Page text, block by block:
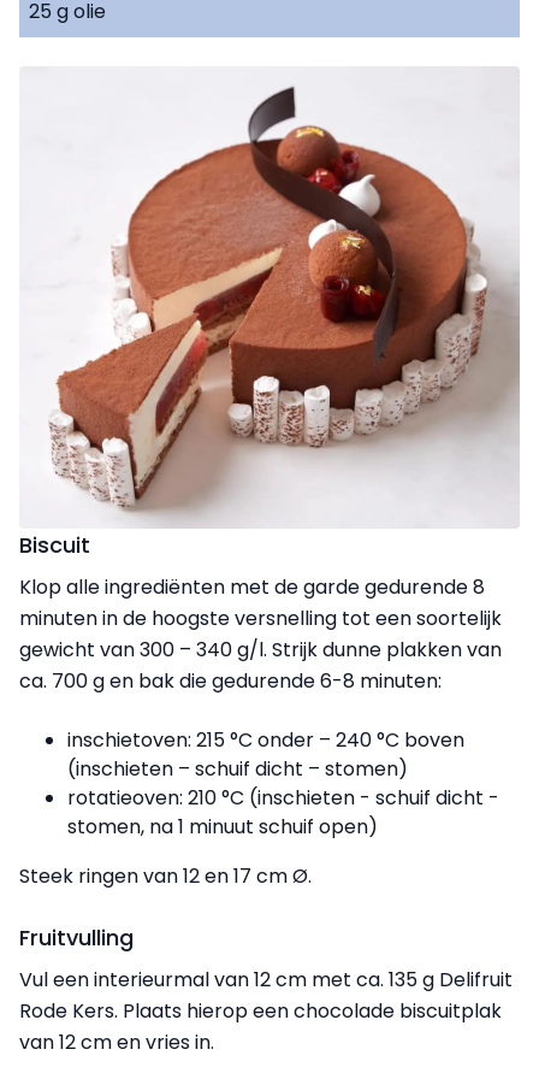
25 g olie
Biscuit
Klop alle ingrediënten met de garde gedurende 8
minuten in de hoogste versnelling tot een soortelijk
gewicht van 300 – 340 g/l. Strijk dunne plakken van
ca. 700 g en bak die gedurende 6-8 minuten:
inschietoven: 215 °C onder – 240 °C boven
(inschieten – schuif dicht – stomen)
rotatieoven: 210 °C (inschieten - schuif dicht -
stomen, na 1 minuut schuif open)
Steek ringen van 12 en 17 cm Ø.
Fruitvulling
Vul een interieurmal van 12 cm met ca. 135 g Delifruit
Rode Kers. Plaats hierop een chocolade biscuitplak
van 12 cm en vries in.